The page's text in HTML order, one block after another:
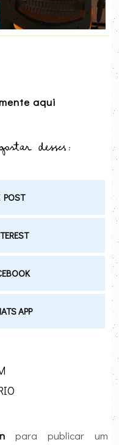
aqui
POST
APP
para publicar um